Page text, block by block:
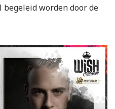
worden door de